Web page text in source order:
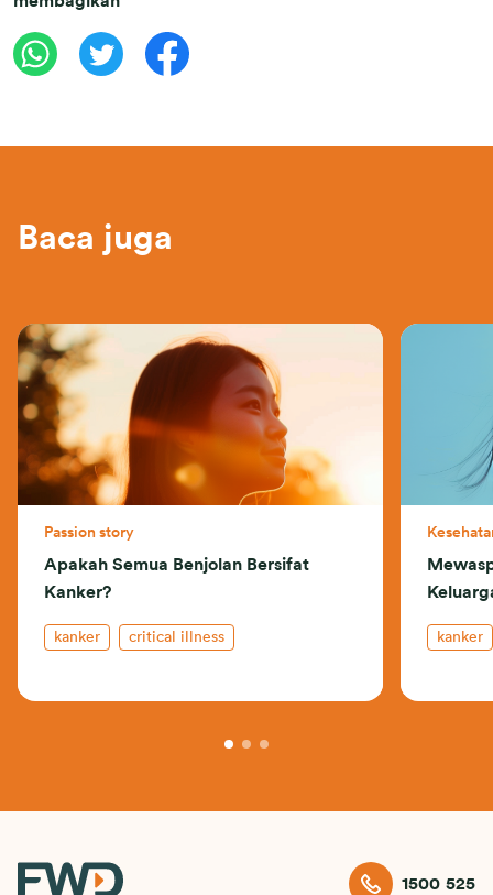
Baca juga
Passion story
Apakah Semua Benjolan Bersifat
Kanker?
kanker critical illness kanker
1500 525